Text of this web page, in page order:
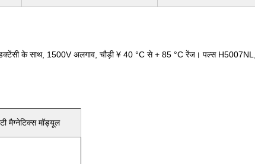
के साथ, 1500V अलगाव, चौड़ी ¥ 40 °C से + 85 °C रेंज। पल्स
मैग्नेटिक्स मॉड्यूल